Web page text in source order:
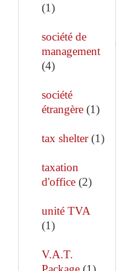
(1)
société de
management
(4)
société
étrangère (1)
tax shelter(1)
taxation
d'office (2)
unité TVA
(1)
V.A.T.